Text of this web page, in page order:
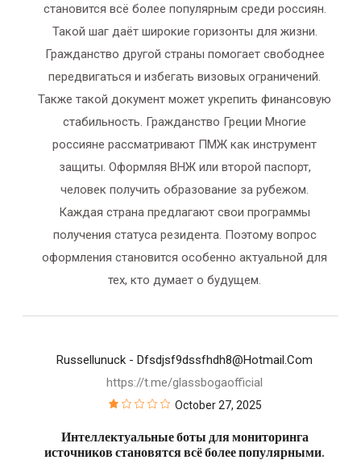
становится всё более популярным среди россиян.
Такой шаг даёт широкие горизонты для жизни.
Гражданство другой страны помогает свободнее
передвигаться и избегать визовых ограничений.
Также такой документ может укрепить финансовую
стабильность. Гражданство Греции Многие
россияне рассматривают ПМЖ как инструмент
защиты. Оформляя ВНЖ или второй паспорт,
человек получить образование за рубежом.
Каждая страна предлагают свои программы
получения статуса резидента. Поэтому вопрос
оформления становится особенно актуальной для
тех, кто думает о будущем.
Russellunuck - Dfsdjsf9dssfhdh8@hotmail.com
https://t.me/glassbogaofficial
October 27, 2025
Интеллектуальные боты для мониторинга
источников становятся всё более популярными.